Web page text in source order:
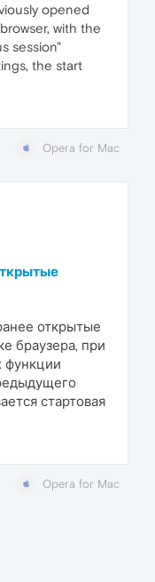
opened
with the
session"
the start
Opera for Mac
открытые
браузера, при
функции
стартовая
Opera for Mac